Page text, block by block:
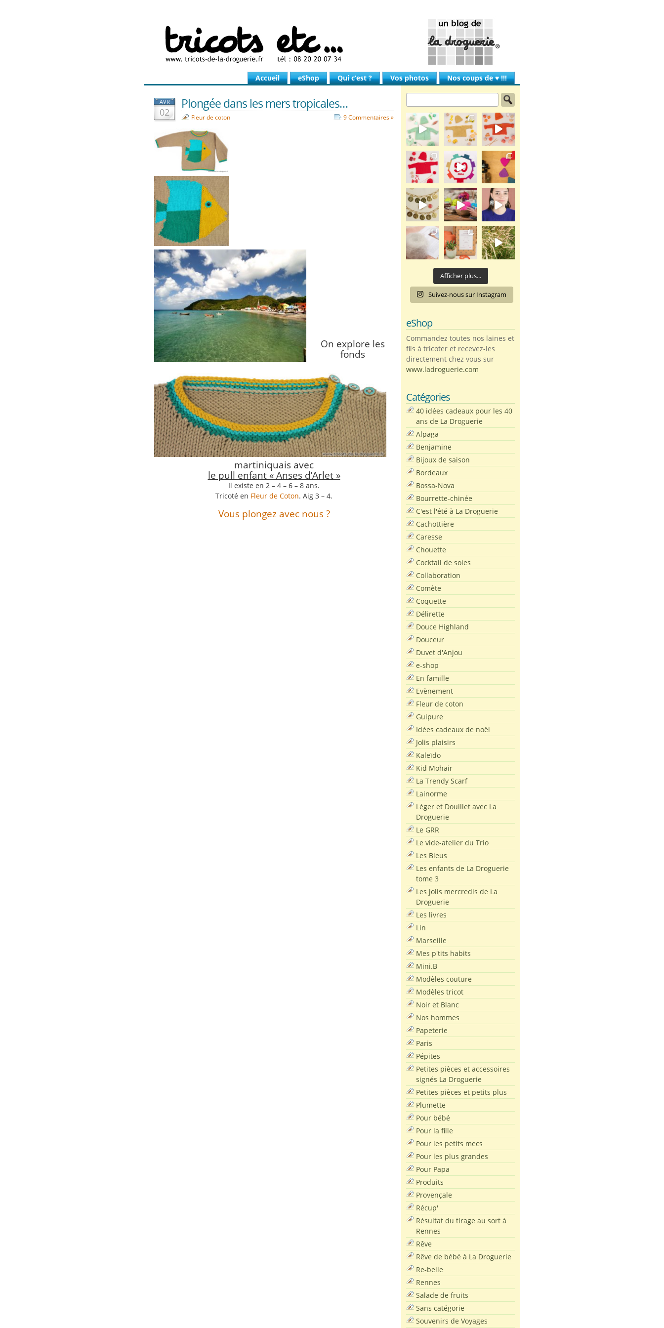
Accueil eShop Qui c’est ? Vos photos Nos coups de ♥ !!!
AVR
02
Plongée dans les mers tropicales…
Fleur de coton 9 Commentaires »
On explore les
fonds
martiniquais avec
le pull enfant « Anses d’Arlet »
Il existe en 2 – 4 – 6 – 8 ans.
Tricoté en Fleur de Coton. Aig 3 – 4.
Vous plongez avec nous ?
Afficher plus...
Suivez-nous sur Instagram
eShop
Commandez toutes nos laines et
fils à tricoter et recevez-les
directement chez vous sur
www.ladroguerie.com
Catégories
40 idées cadeaux pour les 40
ans de La Droguerie
Alpaga
Benjamine
Bijoux de saison
Bordeaux
Bossa-Nova
Bourrette-chinée
C'est l'été à La Droguerie
Cachottière
Caresse
Chouette
Cocktail de soies
Collaboration
Comète
Coquette
Délirette
Douce Highland
Douceur
Duvet d'Anjou
e-shop
En famille
Evènement
Fleur de coton
Guipure
Idées cadeaux de noël
Jolis plaisirs
Kaleïdo
Kid Mohair
La Trendy Scarf
Lainorme
Léger et Douillet avec La
Droguerie
Le GRR
Le vide-atelier du Trio
Les Bleus
Les enfants de La Droguerie
tome 3
Les jolis mercredis de La
Droguerie
Les livres
Lin
Marseille
Mes p'tits habits
Mini.B
Modèles couture
Modèles tricot
Noir et Blanc
Nos hommes
Papeterie
Paris
Pépites
Petites pièces et accessoires
signés La Droguerie
Petites pièces et petits plus
Plumette
Pour bébé
Pour la fille
Pour les petits mecs
Pour les plus grandes
Pour Papa
Produits
Provençale
Récup'
Résultat du tirage au sort à
Rennes
Rêve
Rêve de bébé à La Droguerie
Re-belle
Rennes
Salade de fruits
Sans catégorie
Souvenirs de Voyages